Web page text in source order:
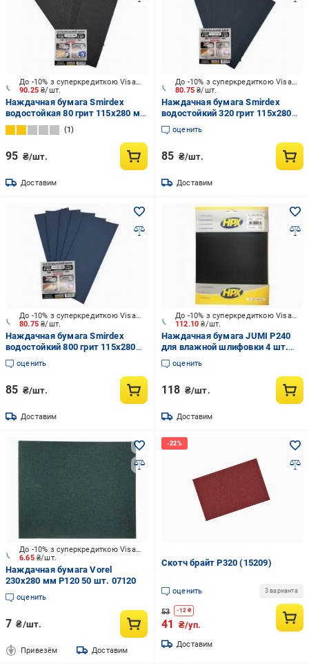
90.25₴/шт.
До -10% з суперкредиткою Visa Вигода
Наждачная бумага Smirdex
водостойкая 80 грит 115х280 мм
VG-010
1
95 ₴/шт.
Доставим
80.75₴/шт.
До -10% з суперкредиткою Visa Вигода
Наждачная бумага Smirdex
водостойкий 320 грит 115х280
мм 5 шт. VG-015
оценить
85 ₴/шт.
Доставим
80.75₴/шт.
До -10% з суперкредиткою Visa Вигода
Наждачная бумага Smirdex
водостойкий 800 грит 115х280
мм 5 шт. VG-018
оценить
85 ₴/шт.
Доставим
112.10₴/шт.
До -10% з суперкредиткою Visa Вигода
Наждачная бумага JUMI P240
для влажной шлифовки 4 шт.
235940
оценить
118 ₴/шт.
Доставим
6.65 ₴/шт.
До -10% з суперкредиткою Visa Вигода
Наждачная бумага Vorel
230x280 мм P120 50 шт. 07120
оценить
7 ₴/шт.
Привезём Доставим
Скотч брайт P320 (15209)
оценить 3 варианта
53 -12₴
41 ₴/уп.
Доставим